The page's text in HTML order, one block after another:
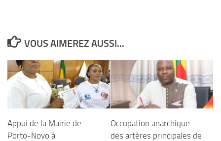
VOUS AIMEREZ AUSSI...
Appui de la Mairie de
Porto-Novo à
Occupation anarchique
des artères principales de